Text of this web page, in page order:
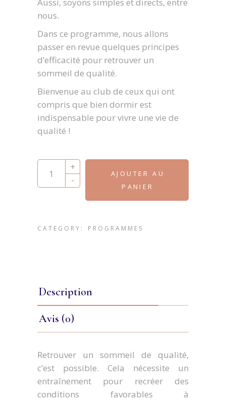
nous.
Dans ce programme, nous allons
passer en revue quelques principes
d’efficacité pour retrouver un
sommeil de qualité.
Bienvenue au club de ceux qui ont
compris que bien dormir est
indispensable pour vivre une vie de
qualité !
Programme : Retrouver un sommeil de
-
+
AJOUTER AU
PANIER
CATEGORY: PROGRAMMES
Description
Avis (0)
Retrouver un sommeil de qualité,
c’est possible. Cela nécessite un
entraînement pour recréer des
conditions favorables à